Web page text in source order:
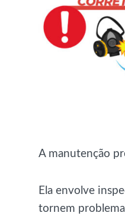
A manutenção
Ela envolve
tornem